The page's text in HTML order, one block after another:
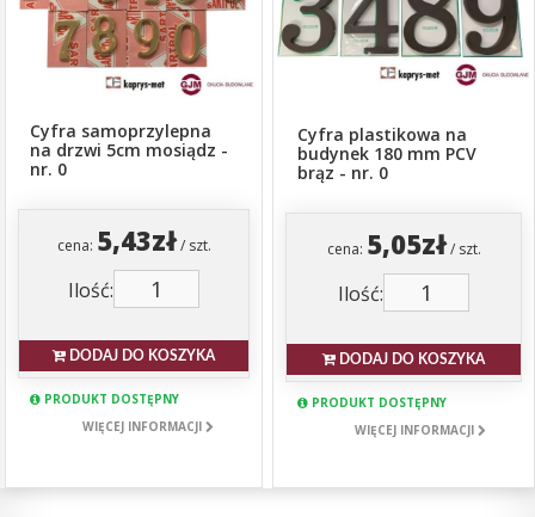
Cyfra samoprzylepna
na drzwi 5cm mosiądz -
nr. 0
cena: 5,43zł/ szt.
Ilość:
DODAJ DO KOSZYKA
PRODUKT DOSTĘPNY
WIĘCEJ INFORMACJI
Cyfra plastikowa na
budynek 180 mm PCV
brąz - nr. 0
cena: 5,05zł/ szt.
Ilość:
DODAJ DO KOSZYKA
PRODUKT DOSTĘPNY
WIĘCEJ INFORMACJI